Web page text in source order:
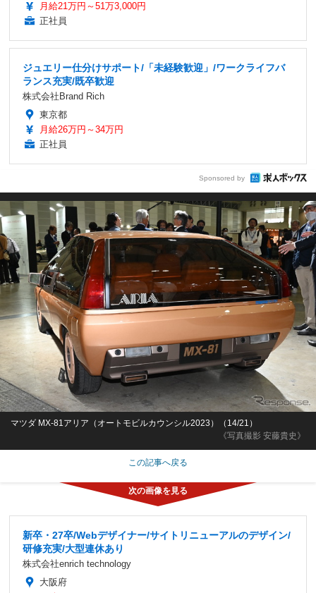
月給21万円～51万3,000円
正社員
ジュエリー仕分けサポート/「未経験歓迎」/ワークライフバ
ランス充実/既卒歓迎
株式会社Brand Rich
東京都
月給26万円～34万円
正社員
Sponsored by
《写真撮影 安藤貴史》
マツダ MX-81アリア（オートモビルカウンシル2023）（14/21）
この記事へ戻る
新卒・27卒/Webデザイナー/サイトリニューアルのデザイン/
研修充実/大型連休あり
株式会社enrich technology
大阪府